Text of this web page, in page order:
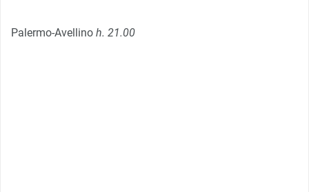
Palermo-Avellino h. 21.00